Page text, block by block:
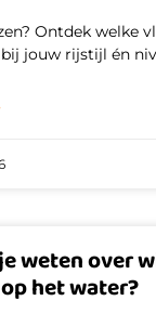
Ontdek welke
jouw rijstijl én
weten over
het water?